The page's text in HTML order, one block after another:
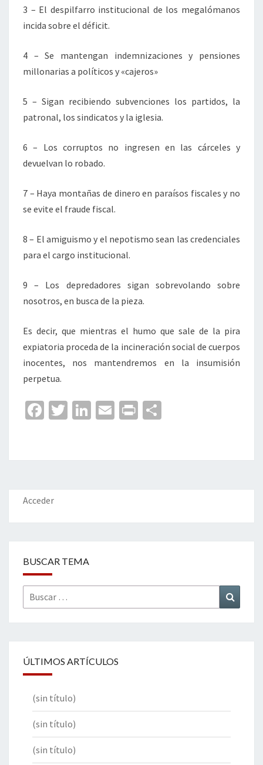
3 – El despilfarro institucional de los megalómanos
incida sobre el déficit.
4 – Se mantengan indemnizaciones y pensiones
millonarias a políticos y «cajeros»
5 – Sigan recibiendo subvenciones los partidos, la
patronal, los sindicatos y la iglesia.
6 – Los corruptos no ingresen en las cárceles y
devuelvan lo robado.
7 – Haya montañas de dinero en paraísos fiscales y no
se evite el fraude fiscal.
8 – El amiguismo y el nepotismo sean las credenciales
para el cargo institucional.
9 – Los depredadores sigan sobrevolando sobre
nosotros, en busca de la pieza.
Es decir, que mientras el humo que sale de la pira
expiatoria proceda de la incineración social de cuerpos
inocentes, nos mantendremos en la insumisión
perpetua.
Fa
o
o
k
T
er
Li
dI
n
E
l
Pr
p
ar
Acceder
BUSCAR TEMA
Buscar
por:
ÚLTIMOS ARTÍCULOS
(sin título)
(sin título)
(sin título)